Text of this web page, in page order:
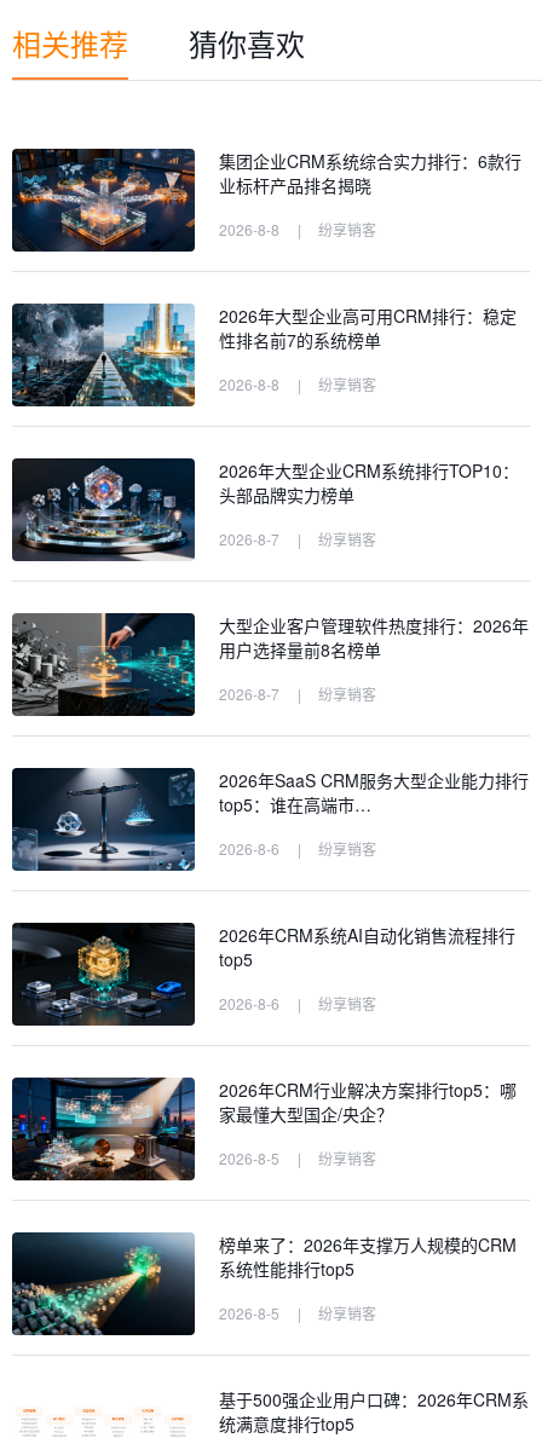
相关推荐 猜你喜欢
集团企业CRM系统综合实力排行：6款行
业标杆产品排名揭晓
2026-8-8 | 纷享销客
2026年大型企业高可用CRM排行：稳定
性排名前7的系统榜单
2026-8-8 | 纷享销客
2026年大型企业CRM系统排行TOP10：
头部品牌实力榜单
2026-8-7 | 纷享销客
大型企业客户管理软件热度排行：2026年
用户选择量前8名榜单
2026-8-7 | 纷享销客
2026年SaaS CRM服务大型企业能力排行
top5：谁在高端市…
2026-8-6 | 纷享销客
2026年CRM系统AI自动化销售流程排行
top5
2026-8-6 | 纷享销客
2026年CRM行业解决方案排行top5：哪
家最懂大型国企/央企？
2026-8-5 | 纷享销客
榜单来了：2026年支撑万人规模的CRM
系统性能排行top5
2026-8-5 | 纷享销客
基于500强企业用户口碑：2026年CRM系
统满意度排行top5